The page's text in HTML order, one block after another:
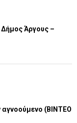
Δήμος Άργους –
αγνοούμενο (ΒΙΝΤΕΟ